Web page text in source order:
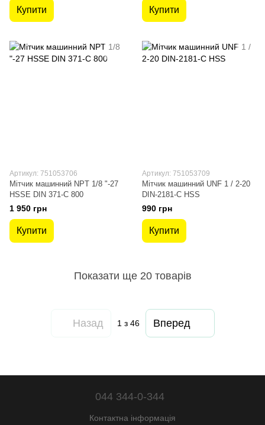
Купити Купити
Артикул: 751053706
Мітчик машинний NPT 1/8 "-27
HSSE DIN 371-C 800
1 950 грн
Купити
Артикул: 751053709
Мітчик машинний UNF 1 / 2-20
DIN-2181-C HSS
990 грн
Купити
Показати ще 20 товарів
Назад 1 з 46 Вперед
044 344-0-344
Контактна інформація